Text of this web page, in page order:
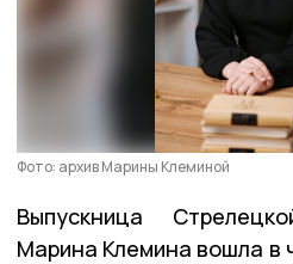
Фото: архив Марины Клеминой
Выпускница
Марина Клемина вошла в